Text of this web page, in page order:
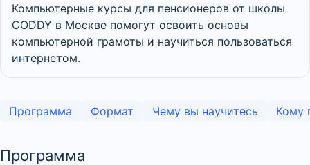
Компьютерные курсы для пенсионеров от школы
CODDY в Москве помогут освоить основы
компьютерной грамоты и научиться пользоваться
интернетом.
Программа Формат Чему вы научитесь Кому
Программа